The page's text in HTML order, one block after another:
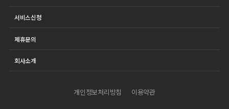
서비스신청
제휴문의
회사소개
개인정보처리방침 이용약관